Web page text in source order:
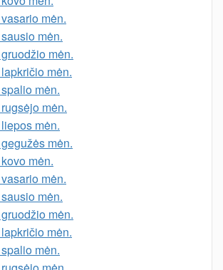
mėn.
mėn.
mėn.
mėn.
mėn.
mėn.
mėn.
mėn.
mėn.
mėn.
mėn.
mėn.
mėn.
mėn.